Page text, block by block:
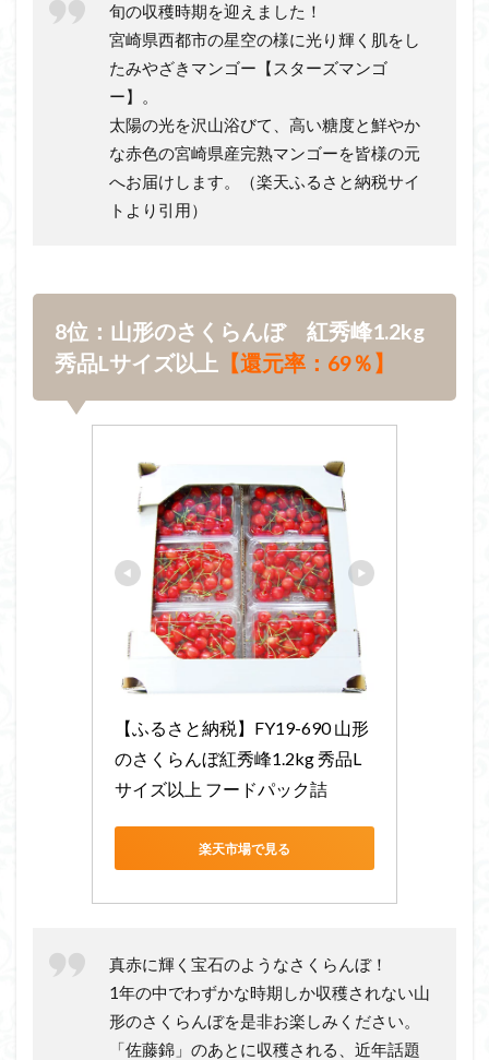
旬の収穫時期を迎えました！
宮崎県西都市の星空の様に光り輝く肌をし
たみやざきマンゴー【スターズマンゴ
ー】。
太陽の光を沢山浴びて、高い糖度と鮮やか
な赤色の宮崎県産完熟マンゴーを皆様の元
へお届けします。（楽天ふるさと納税サイ
トより引用）
8位：山形のさくらんぼ 紅秀峰1.2kg
秀品Lサイズ以上 【還元率：69％】
【ふるさと納税】FY19-690 山形
のさくらんぼ紅秀峰1.2kg 秀品L
サイズ以上 フードパック詰
楽天市場で見る
真赤に輝く宝石のようなさくらんぼ！
1年の中でわずかな時期しか収穫されない山
形のさくらんぼを是非お楽しみください。
「佐藤錦」のあとに収穫される、近年話題